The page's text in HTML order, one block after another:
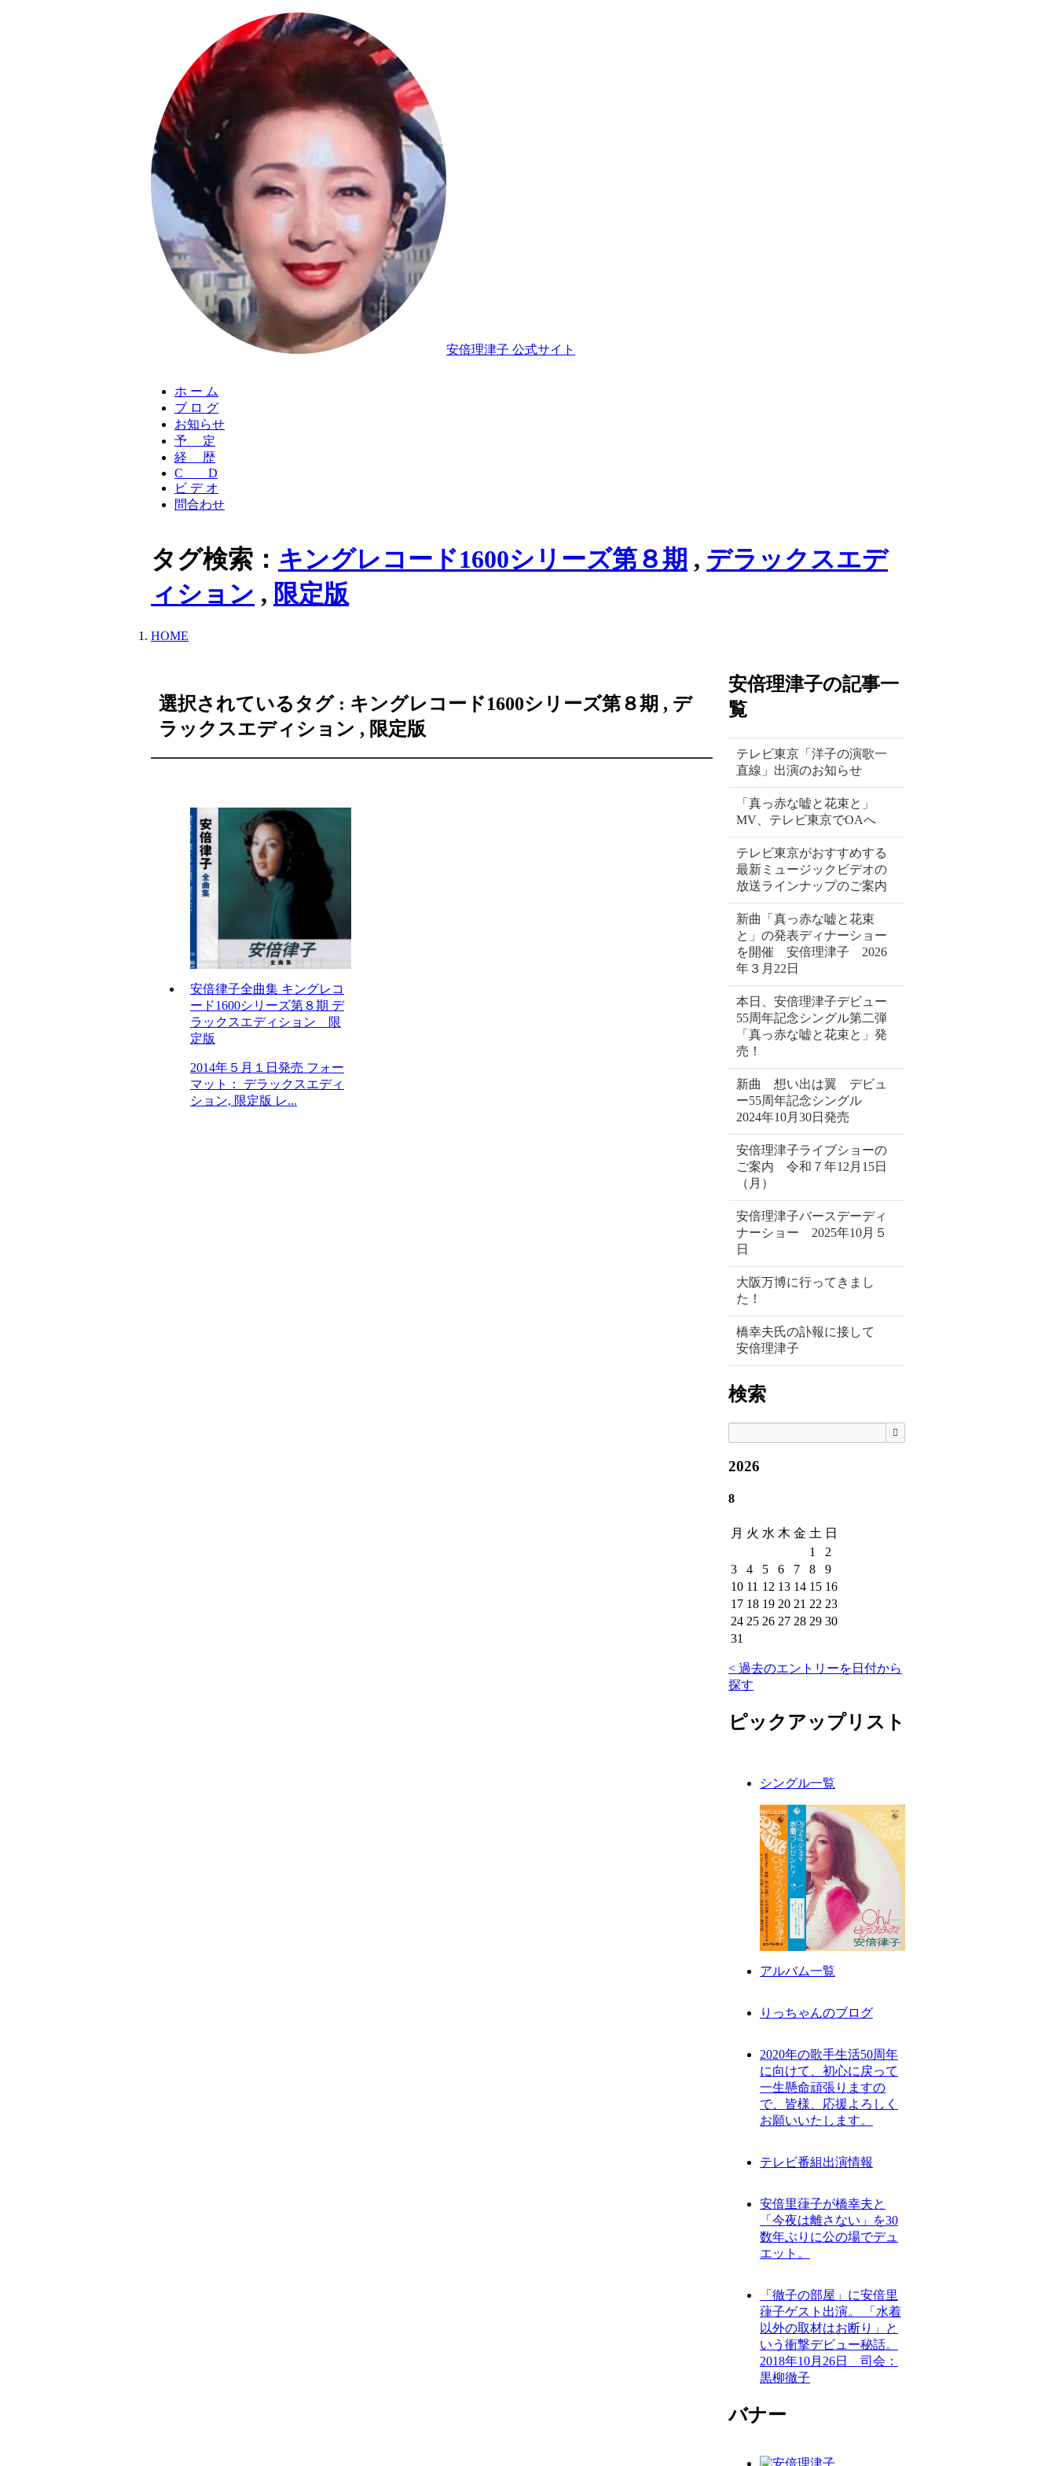
安倍理津子 公式サイト
ホ ー ム
ブ ロ グ
お知らせ
予 定
経 歴
C D
ビ デ オ
問合わせ
タグ検索： キングレコード1600シリーズ第８期 , デラックスエデ
ィション , 限定版
HOME
選択されているタグ : キングレコード1600シリーズ第８期 , デ
ラックスエディション , 限定版
安倍律子全曲集 キングレコ
ード1600シリーズ第８期 デ
ラックスエディション 限
定版
2014年５月１日発売 フォー
マット： デラックスエディ
ション, 限定版 レ...
安倍理津子の記事一
覧
テレビ東京「洋子の演歌一
直線」出演のお知らせ
「真っ赤な嘘と花束と」
MV、テレビ東京でOAへ
テレビ東京がおすすめする
最新ミュージックビデオの
放送ラインナップのご案内
新曲「真っ赤な嘘と花束
と」の発表ディナーショー
を開催 安倍理津子 2026
年３月22日
本日、安倍理津子デビュー
55周年記念シングル第二弾
「真っ赤な嘘と花束と」発
売！
新曲 想い出は翼 デビュ
ー55周年記念シングル
2024年10月30日発売
安倍理津子ライブショーの
ご案内 令和７年12月15日
（月）
安倍理津子バースデーディ
ナーショー 2025年10月５
日
大阪万博に行ってきまし
た！
橋幸夫氏の訃報に接して
安倍理津子
検索
2026
8
月 火 水 木 金 土 日
1
2
3
4 5 6 7 8
9
10 11 12 13 14 15 16
17 18 19 20 21 22 23
24 25 26 27 28 29 30
31
< 過去のエントリーを日付から
探す
ピックアップリスト
シングル一覧
アルバム一覧
りっちゃんのブログ
2020年の歌手生活50周年
に向けて、初心に戻って
一生懸命頑張りますの
で、皆様、応援よろしく
お願いいたします。
テレビ番組出演情報
安倍里葎子が橋幸夫と
「今夜は離さない」を30
数年ぶりに公の場でデュ
エット。
「徹子の部屋」に安倍里
葎子ゲスト出演。 「水着
以外の取材はお断り」と
いう衝撃デビュー秘話。
2018年10月26日 司会：
黒柳徹子
バナー